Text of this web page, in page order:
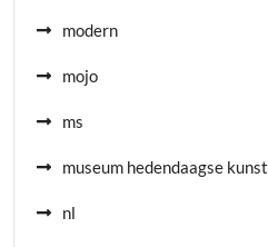
modern
mojo
ms
museum hedendaagse kunst
nl